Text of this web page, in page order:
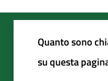
Quanto sono
su questa